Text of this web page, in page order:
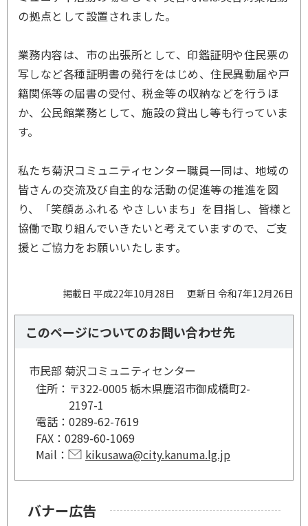
の拠点として設置されました。
業務内容は、市の出張所として、印鑑証明や住民票の
写しなど各種証明書の発行をはじめ、住民異動届や戸
籍関係等の届書の受付、税金等の収納などを行うほ
か、公民館業務として、施設の貸出し等も行っていま
す。
私たち菊沢コミュニティセンター職員一同は、地域の
皆さんの交流及び自主的な活動の促進等の推進を図
り、「笑顔あふれる やさしいまち」を目指し、皆様と
協働で取り組んでいきたいと考えていますので、ご支
援とご協力をお願いいたします。
掲載日 平成22年10月28日 更新日 令和7年12月26日
このページについてのお問い合わせ先
市民部 菊沢コミュニティセンター
住所： 〒322-0005 栃木県鹿沼市御成橋町2-
2197-1
電話： 0289-62-7619
FAX： 0289-60-1069
Mail：
kikusawa@city.kanuma.lg.jp
バナー広告